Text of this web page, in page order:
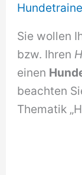
Sie wollen
bzw. Ihren
einen
beachten
Thematik